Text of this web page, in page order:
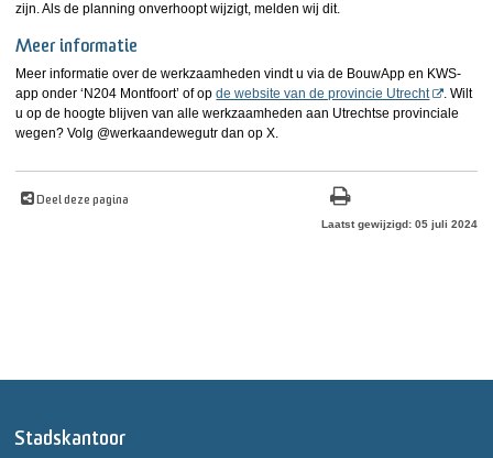
zijn. Als de planning onverhoopt wijzigt, melden wij dit.
Meer informatie
Meer informatie over de werkzaamheden vindt u via de BouwApp en KWS-
app onder ‘N204 Montfoort’ of opde website van de provincie Utrecht
. Wilt
u op de hoogte blijven van alle werkzaamheden aan Utrechtse provinciale
wegen? Volg @werkaandewegutr dan op X.
Deel deze pagina
Laatst gewijzigd: 05 juli 2024
Stadskantoor